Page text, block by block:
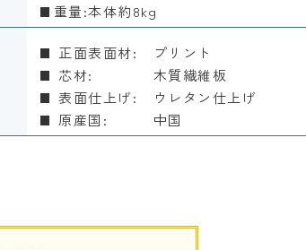
重量:本体約8kg
正面表面材:
プリント
芯材:
木質繊維板
表面仕上げ:
ウレタン仕上げ
原産国:
中国